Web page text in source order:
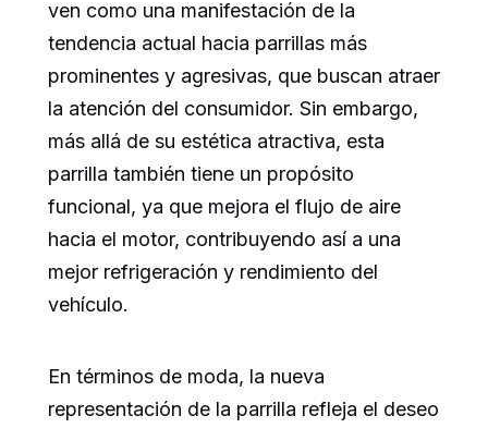
ven como una manifestación de la
tendencia actual hacia parrillas más
prominentes y agresivas, que buscan atraer
la atención del consumidor. Sin embargo,
más allá de su estética atractiva, esta
parrilla también tiene un propósito
funcional, ya que mejora el flujo de aire
hacia el motor, contribuyendo así a una
mejor refrigeración y rendimiento del
vehículo.
En términos de moda, la nueva
representación de la parrilla refleja el deseo